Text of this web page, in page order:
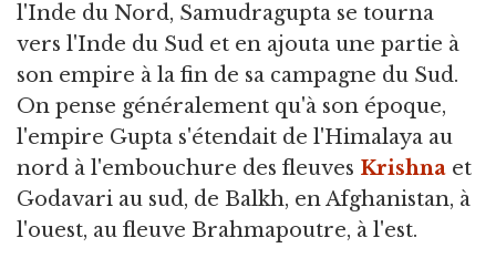
l'Inde du Nord, Samudragupta se tourna
vers l'Inde du Sud et en ajouta une partie à
son empire à la fin de sa campagne du Sud.
On pense généralement qu'à son époque,
l'empire Gupta s'étendait de l'Himalaya au
nord à l'embouchure des fleuves Krishna et
Godavari au sud, de Balkh, en Afghanistan, à
l'ouest, au fleuve Brahmapoutre, à l'est.